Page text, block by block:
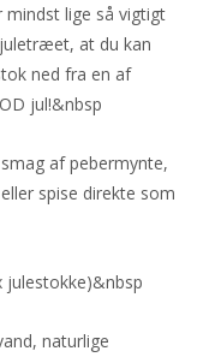
lige så vigtigt
at du kan
ned fra en af
jul!&nbsp
af pebermynte,
spise direkte som
julestokke)&nbsp
naturlige